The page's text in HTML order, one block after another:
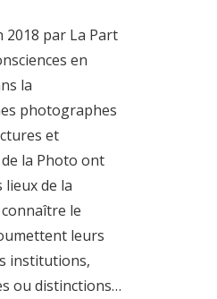
2018 par La Part
en
la
photographes
et
la Photo ont
de la
le
leurs
institutions,
ou distinctions…